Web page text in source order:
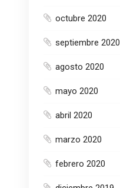
octubre 2020
septiembre 2020
agosto 2020
mayo 2020
abril 2020
marzo 2020
febrero 2020